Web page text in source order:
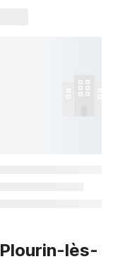
lès-